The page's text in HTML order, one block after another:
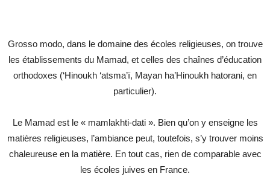
Grosso modo, dans le domaine des écoles religieuses, on trouve
les établissements du Mamad, et celles des chaînes d’éducation
orthodoxes (‘Hinoukh ‘atsma’ï, Mayan ha’Hinoukh hatorani, en
particulier).
Le Mamad est le « mamlakhti-dati ». Bien qu’on y enseigne les
matières religieuses, l’ambiance peut, toutefois, s’y trouver moins
chaleureuse en la matière. En tout cas, rien de comparable avec
les écoles juives en France.